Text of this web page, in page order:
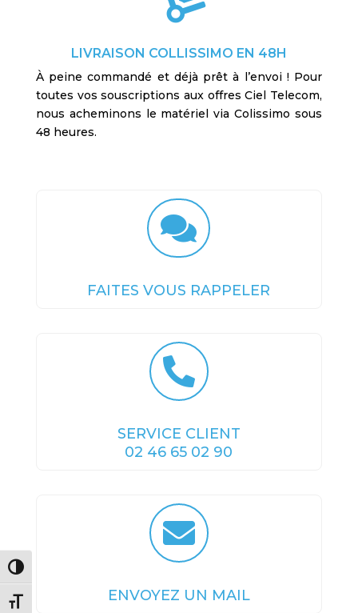
Passer en contraste élevé
Changer la taille de la police
LIVRAISON COLLISSIMO EN 48H
À peine commandé et déjà prêt à l’envoi ! Pour
toutes vos souscriptions aux offres Ciel Telecom,
nous acheminons le matériel via Colissimo sous
48 heures.

FAITES VOUS RAPPELER

SERVICE CLIENT
02 46 65 02 90

ENVOYEZ UN MAIL